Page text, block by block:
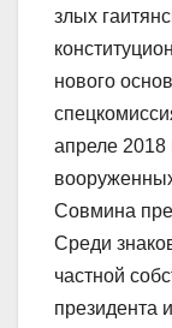
злых
нового
апреле 2018
Совмина
Среди
частной
президента